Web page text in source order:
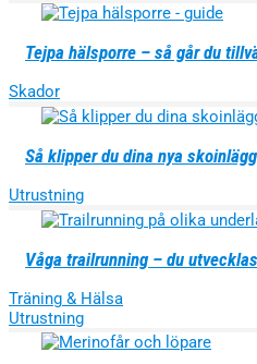
Tejpa hälsporre – så går du
Skador
Så klipper du dina nya skoinlägg
Utrustning
Våga trailrunning – du
Träning & Hälsa
Utrustning